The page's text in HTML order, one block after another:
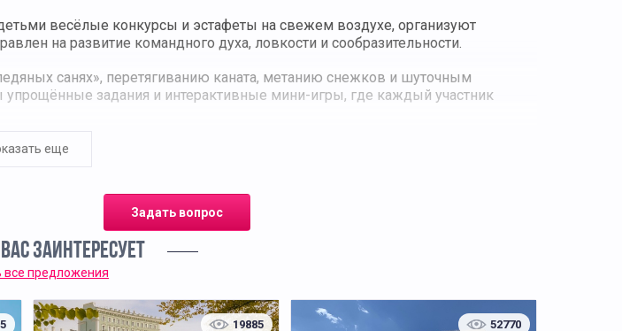
весёлые конкурсы и эстафеты на свежем воздухе, организуют
на развитие командного духа, ловкости и сообразительности.
санях», перетягиванию каната, метанию снежков и шуточным
задания и интерактивные мини-игры, где каждый участник
активных участников и общее фото на память. «Зимние забавы» создают
еще
Задать вопрос
ЗАИНТЕРЕСУЕТ
все предложения
19885 52770